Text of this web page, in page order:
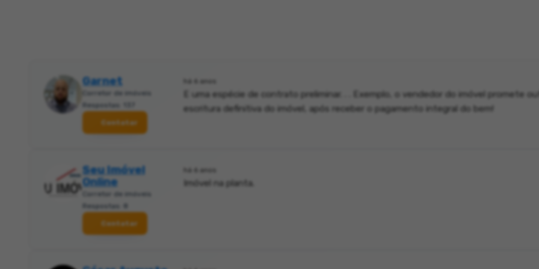
Garnet
Corretor de imóveis
Respostas: 137
Contatar
há 6 anos
E uma espécie de contrato preliminar. . . Exemplo, o vendedor do imóvel promete
escritura definitiva do imóvel, após receber o pagamento integral do bem!
Seu Imóvel
Online
Corretor de imóveis
Respostas: 8
Contatar
há 6 anos
Imóvel na planta.